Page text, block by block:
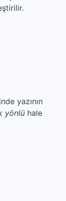
yazının
yönlü hale